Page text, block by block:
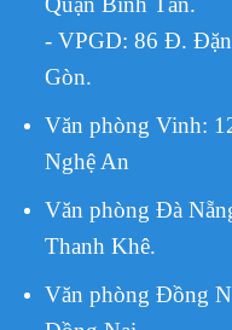
- VPGD: 86 Đ.
Gòn.
Văn phòng Vinh:
Nghệ An
Văn phòng Đà
Thanh Khê.
Văn phòng Đồng